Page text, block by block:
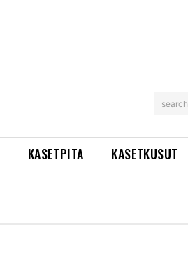
search
KASETPITA KASETKUSUT